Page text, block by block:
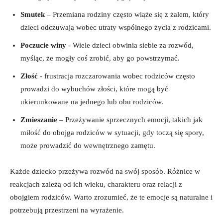
Smutek – Przemiana rodziny często ⁢wiąże się z żalem, który
⁣dzieci ⁤odczuwają wobec⁤ utraty‍ wspólnego życia z rodzicami.
Poczucie winy ⁢- Wiele dzieci obwinia siebie⁤ za rozwód,
myśląc, że⁣ mogły⁢ coś zrobić, aby go powstrzymać.
Złość ‍- frustracja⁢ rozczarowania wobec ​rodziców⁤ często
prowadzi do wybuchów złości, które⁤ mogą być
ukierunkowane na‍ jednego lub​ obu rodziców.
Zmieszanie – Przeżywanie sprzecznych emocji, takich jak
miłość do⁤ obojga rodziców w sytuacji, gdy toczą się spory,
może ​prowadzić do wewnętrznego zamętu.
Każde dziecko przeżywa rozwód na⁣ swój ⁤sposób. Różnice w⁢
reakcjach zależą od ich wieku, charakteru ‌oraz relacji z
obojgiem rodziców. Warto zrozumieć, że te emocje są naturalne‍ i
⁤potrzebują przestrzeni na⁣ wyrażenie.